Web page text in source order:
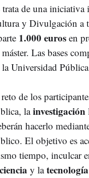
trata de una
y Divulgación a
1.000 eurosen
Las bases
la Universidad
de los
lainvestigación
hacerlo
El objetivo es
tiempo, inculcar
ciencia y latecnología